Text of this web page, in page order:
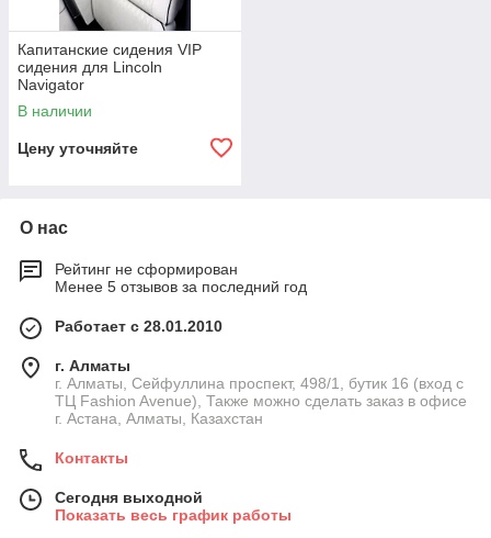
Капитанские сидения VIP
сидения для Lincoln
Navigator
В наличии
Цену уточняйте
О нас
Рейтинг не сформирован
Менее 5 отзывов за последний год
Работает с 28.01.2010
г. Алматы
г. Алматы, Сейфуллина проспект, 498/1, бутик 16 (вход с
ТЦ Fashion Avenue), Также можно сделать заказ в офисе
г. Астана, Алматы, Казахстан
Контакты
Сегодня выходной
Показать весь график работы